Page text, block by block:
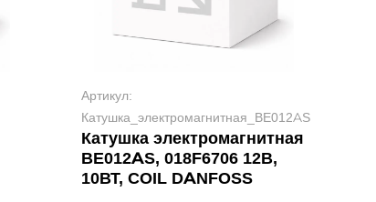
Артикул:
Катушка_электромагнитная_BE012AS
Катушка электромагнитная
BE012AS, 018F6706 12В,
10ВТ, COIL DANFOSS